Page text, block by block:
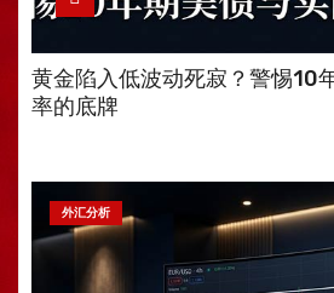
黄金陷入低波动死寂？警惕10
率的底牌
外汇分析